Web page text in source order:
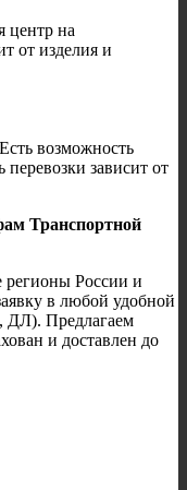
центр на
от изделия и
возможность
зависит от
Транспортной
регионы России и
в любой удобной
ДЛ). Предлагаем
и доставлен до